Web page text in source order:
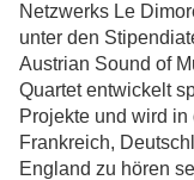
Netzwerks Le
unter den
Austrian Sound of
Quartet entwickelt
Projekte und wird
Frankreich,
England zu hören